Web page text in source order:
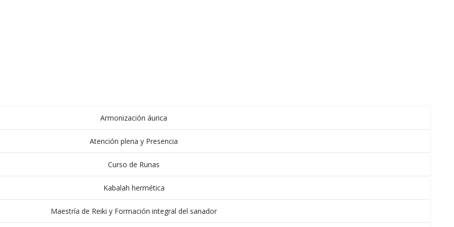
Armonización áurica
Atención plena y Presencia
Curso de Runas
Kabalah hermética
Maestría de Reiki y Formación integral del sanador